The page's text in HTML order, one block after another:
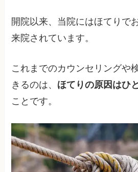
開院以来、当院にはほてりで
来院されています。
これまでのカウンセリングや
きるのは、 ほてりの原因はひ
ことです。